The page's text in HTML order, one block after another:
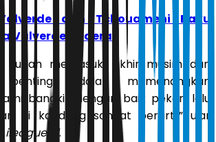
Valverde dan Tchouameni Baku
Valverde Cedera
sudah memasuki akhir musim dan
adalah memenangkan
bangkit dengan baik pekan lalu
di kandang sangat berarti,” ujar
ileague.id .